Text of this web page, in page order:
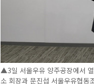
▲3일 서울우유 양주공장에서
소 회장과 문진섭 서울우유협동